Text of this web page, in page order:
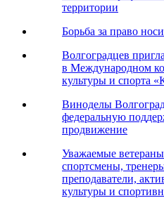
территории
Борьба за право
Волгоградцев
в Международном
культуры и спорта
Виноделы
федеральную
продвижение
Уважаемые
спортсмены,
преподаватели,
культуры и